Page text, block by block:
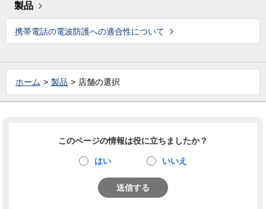
製品
携帯電話の電波防護への適合性について
ホーム 製品 店舗の選択
このページの情報は役に立ちましたか？
はい いいえ
送信する